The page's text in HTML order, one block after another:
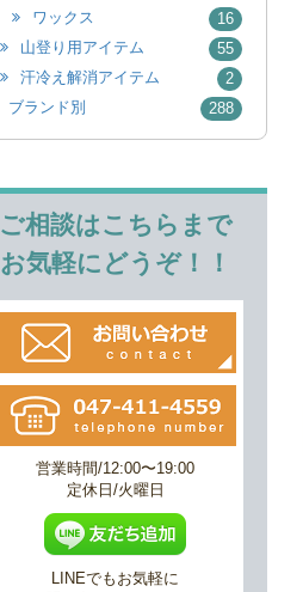
ワックス
16
山登り用アイテム
55
汗冷え解消アイテム
2
ブランド別
288
ご相談はこちらまで
お気軽にどうぞ！！
営業時間/12:00〜19:00
定休日/火曜日
LINEでもお気軽に